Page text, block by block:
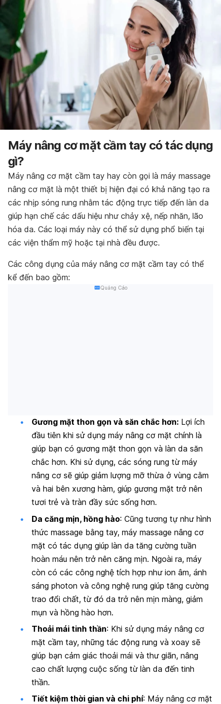
Máy nâng cơ mặt cầm tay có tác dụng
gì?
Máy nâng cơ mặt cầm tay hay còn gọi là máy massage
nâng cơ mặt là một thiết bị hiện đại có khả năng tạo ra
các nhịp sóng rung nhằm tác động trực tiếp đến làn da
giúp hạn chế các dấu hiệu như chảy xệ, nếp nhăn, lão
hóa da. Các loại máy này có thể sử dụng phổ biến tại
các viện thẩm mỹ hoặc tại nhà đều được.
Các công dụng của máy nâng cơ mặt cầm tay có thể
kể đến bao gồm:
Quảng Cáo
Gương mặt thon gọn và săn chắc hơn: Lợi ích
đầu tiên khi sử dụng máy nâng cơ mặt chính là
giúp bạn có gương mặt thon gọn và làn da săn
chắc hơn. Khi sử dụng, các sóng rung từ máy
nâng cơ sẽ giúp giảm lượng mỡ thừa ở vùng cằm
và hai bên xương hàm, giúp gương mặt trở nên
tươi trẻ và tràn đầy sức sống hơn.
Da căng mịn, hồng hào: Cũng tương tự như hình
thức massage bằng tay, máy massage nâng cơ
mặt có tác dụng giúp làn da tăng cường tuần
hoàn máu nên trở nên căng mịn. Ngoài ra, máy
còn có các công nghệ tích hợp như ion âm, ánh
sáng photon và công nghệ rung giúp tăng cường
trao đổi chất, từ đó da trở nên mịn màng, giảm
mụn và hồng hào hơn.
Thoải mái tinh thần: Khi sử dụng máy nâng cơ
mặt cầm tay, những tác động rung và xoay sẽ
giúp bạn cảm giác thoải mái và thư giãn, nâng
cao chất lượng cuộc sống từ làn da đến tinh
thần.
Tiết kiệm thời gian và chi phí: Máy nâng cơ mặt